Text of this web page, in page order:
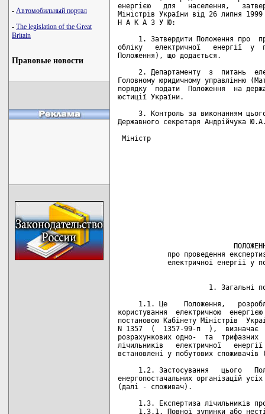
- Автомобильный портал
- The legislation of the Great
Britain
Правовые новости